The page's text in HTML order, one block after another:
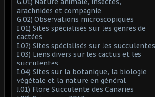
G.01) Nature animale, insectes,
arachnides et compagnie
G.02) Observations microscopiques
I.01) Sites spécialisés sur les genres de
cactées
I.02) Sites spécialisés sur les succulentes
I.03) Liens divers sur les cactus et les
succulentes
I.04) Sites sur la botanique, la biologie
végétale et la nature en général
J.01) Flore Succulente des Canaries